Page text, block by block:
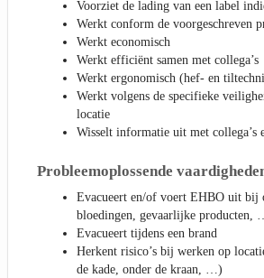
Voorziet de lading van een label
Werkt conform de voorgeschreven
Werkt economisch
Werkt efficiënt samen met collega’s
Werkt ergonomisch (hef- en
Werkt volgens de specifieke
locatie
Wisselt informatie uit met collega’s
Probleemoplossende
Evacueert en/of voert EHBO uit bij
bloedingen, gevaarlijke producten,
Evacueert tijdens een brand
Herkent risico’s bij werken op
de kade, onder de kraan, …)